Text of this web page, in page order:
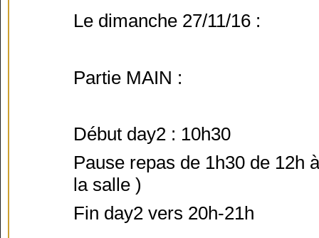
Le dimanche 27/11/16 :
Partie MAIN :
Début day2 : 10h30
Pause repas de 1h30 de 12h
la salle )
Fin day2 vers 20h-21h